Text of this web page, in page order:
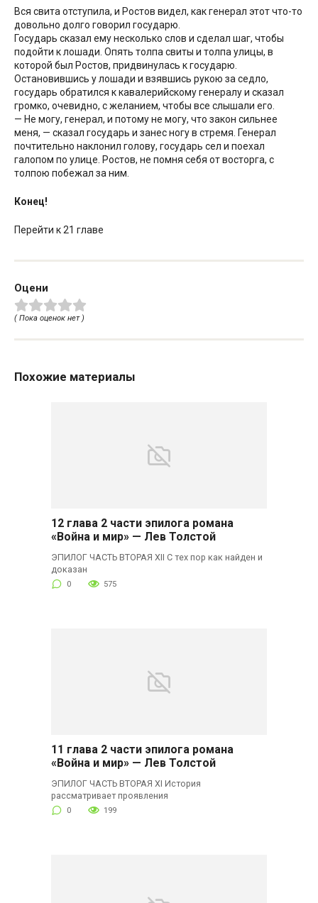
Вся свита отступила, и Ростов видел, как генерал этот что-то
довольно долго говорил государю.
Государь сказал ему несколько слов и сделал шаг, чтобы
подойти к лошади. Опять толпа свиты и толпа улицы, в
которой был Ростов, придвинулась к государю.
Остановившись у лошади и взявшись рукою за седло,
государь обратился к кавалерийскому генералу и сказал
громко, очевидно, с желанием, чтобы все слышали его.
— Не могу, генерал, и потому не могу, что закон сильнее
меня, — сказал государь и занес ногу в стремя. Генерал
почтительно наклонил голову, государь сел и поехал
галопом по улице. Ростов, не помня себя от восторга, с
толпою побежал за ним.
Конец!
Перейти к 21 главе
Оцени
( Пока оценок нет )
Похожие материалы
12 глава 2 части эпилога романа
«Война и мир» — Лев Толстой
ЭПИЛОГ ЧАСТЬ ВТОРАЯ XII С тех пор как найден и
доказан
0 575
11 глава 2 части эпилога романа
«Война и мир» — Лев Толстой
ЭПИЛОГ ЧАСТЬ ВТОРАЯ XI История
рассматривает проявления
0 199